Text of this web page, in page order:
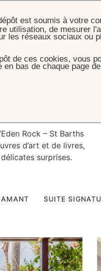
Rock – St Barths
d’art et de livres,
surprises.
SUITE
est soumis à votre
utilisation, de mesurer
les réseaux sociaux ou
de ces cookies, vous
bas de chaque page